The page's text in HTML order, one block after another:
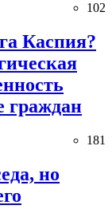
102
Каспия?
граждан
181
но